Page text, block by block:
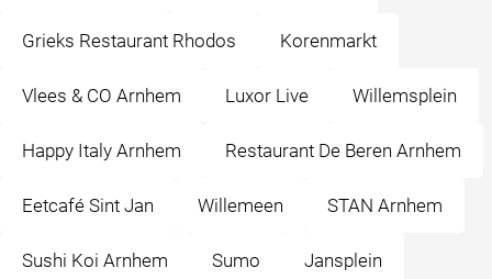
Grieks Restaurant Rhodos Korenmarkt
Vlees & CO Arnhem Luxor Live Willemsplein
Happy Italy Arnhem Restaurant De Beren Arnhem
Eetcafé Sint Jan Willemeen STAN Arnhem
Sushi Koi Arnhem Sumo Jansplein